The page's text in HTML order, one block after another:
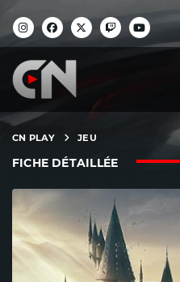
CN PLAY JEU
FICHE DÉTAILLÉE